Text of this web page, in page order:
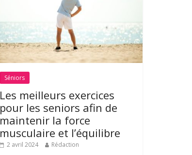
Séniors
Les meilleurs exercices
pour les seniors afin de
maintenir la force
musculaire et l’équilibre
2 avril 2024 Rédaction